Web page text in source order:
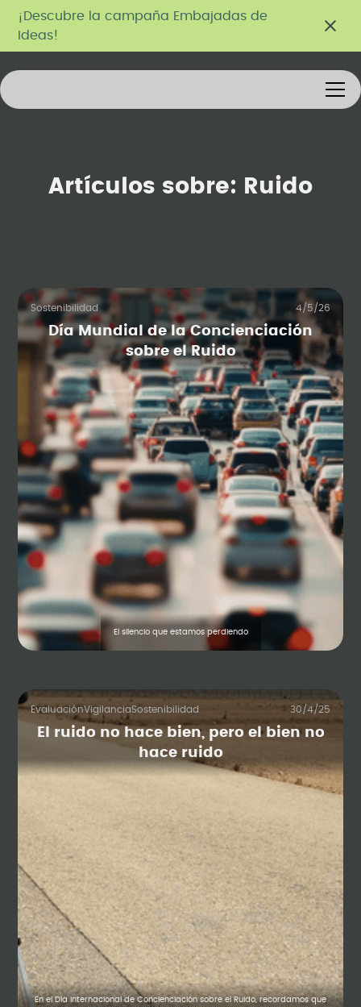
¡Descubre la campaña Embajadas de
Ideas!
Artículos sobre: Ruido
Sostenibilidad 4/5/26
Día Mundial de la Concienciación
sobre el Ruido
El silencio que estamos perdiendo
EvaluaciónVigilanciaSostenibilidad 30/4/25
El ruido no hace bien, pero el bien no
hace ruido
En el Día Internacional de Concienciación sobre el Ruido, recordamos que